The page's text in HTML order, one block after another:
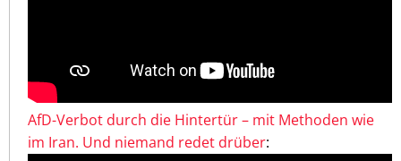
AfD-Verbot durch die Hintertür – mit Methoden wie
im Iran. Und niemand redet drüber: